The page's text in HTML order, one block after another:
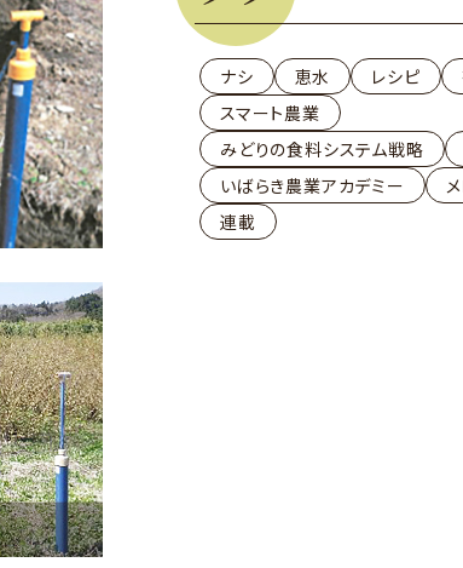
ナシ 恵水 レシピ
スマート農業
みどりの食料システム戦略
いばらき農業アカデミー
連載